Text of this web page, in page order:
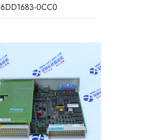
西门子 6DD1683-0CC0